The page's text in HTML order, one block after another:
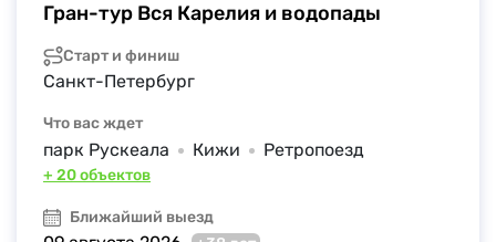
Гран-тур Вся Карелия и водопады
Старт и финиш
Санкт-Петербург
Что вас ждет
парк Рускеала Кижи Ретропоезд
+ 20 объектов
Ближайший выезд